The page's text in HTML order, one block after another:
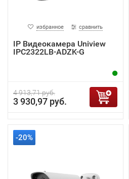
избранное сравнить
IP Видеокамера Uniview
IPC2322LB-ADZK-G
4 913,71 руб.
3 930,97 руб.
-20%